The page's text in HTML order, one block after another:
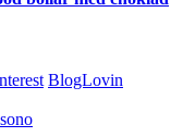
BlogLovin